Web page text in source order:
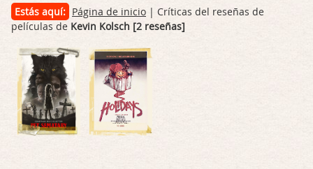
Estás aquí: Página de inicio | Críticas del reseñas de
películas de Kevin Kolsch [2 reseñas]